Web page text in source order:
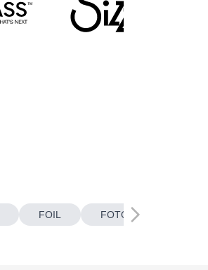
FOIL FOTOBOTONES